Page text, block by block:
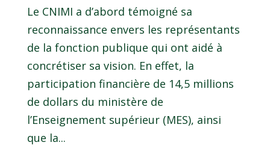
Le CNIMI a d’abord témoigné sa
reconnaissance envers les représentants
de la fonction publique qui ont aidé à
concrétiser sa vision. En effet, la
participation financière de 14,5 millions
de dollars du ministère de
l’Enseignement supérieur (MES), ainsi
que la...